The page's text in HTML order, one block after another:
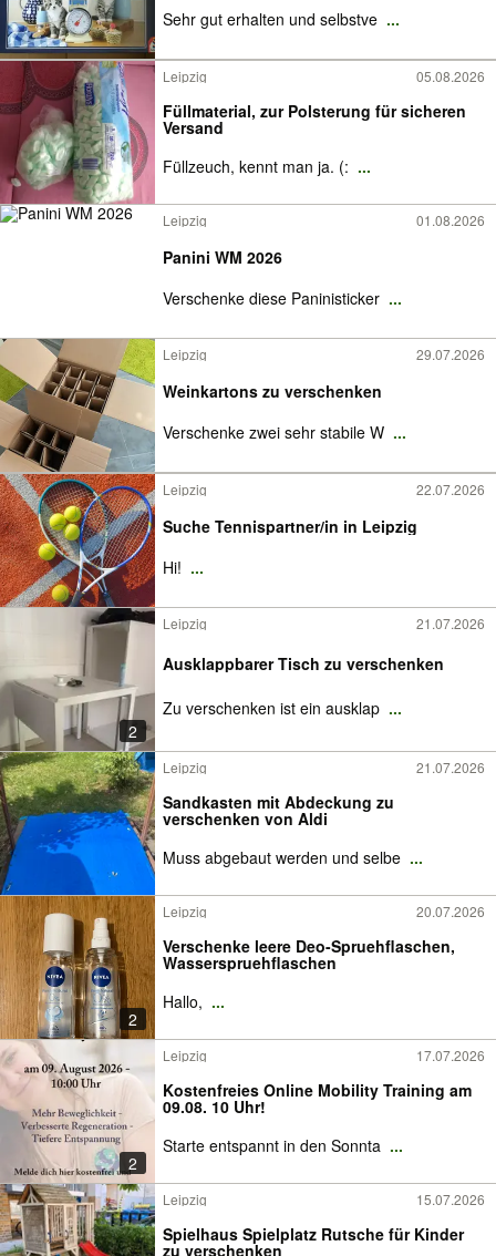
Sehr gut erhalten und selbstve ...
Leipzig 05.08.2026
Füllmaterial, zur Polsterung für sicheren
Versand
Füllzeuch, kennt man ja. (: ...
Leipzig 01.08.2026
Panini WM 2026
Verschenke diese Paninisticker ...
Leipzig 29.07.2026
Weinkartons zu verschenken
Verschenke zwei sehr stabile W ...
Leipzig 22.07.2026
Suche Tennispartner/in in Leipzig
Hi! ...
2
Leipzig 21.07.2026
Ausklappbarer Tisch zu verschenken
Zu verschenken ist ein ausklap ...
Leipzig 21.07.2026
Sandkasten mit Abdeckung zu
verschenken von Aldi
Muss abgebaut werden und selbe ...
2
Leipzig 20.07.2026
Verschenke leere Deo-Spruehflaschen,
Wasserspruehflaschen
Hallo, ...
2
Leipzig 17.07.2026
Kostenfreies Online Mobility Training am
09.08. 10 Uhr!
Starte entspannt in den Sonnta ...
Leipzig 15.07.2026
Spielhaus Spielplatz Rutsche für Kinder
zu verschenken